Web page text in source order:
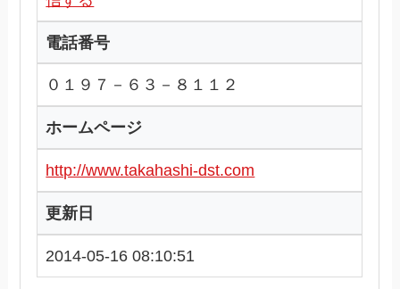
電話番号
０１９７－６３－８１１２
ホームページ
http://www.takahashi-dst.com
更新日
2014-05-16 08:10:51